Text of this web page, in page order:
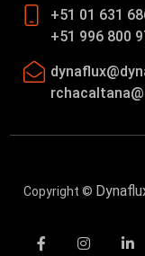
+51 01 631
+51 996 800
Copyright ©